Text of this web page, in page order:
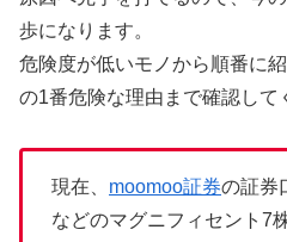
歩になります。
危険度が低いモノから順番に
の1番危険な理由まで確認して
現在、 moomoo証券の証券
などのマグニフィセント7